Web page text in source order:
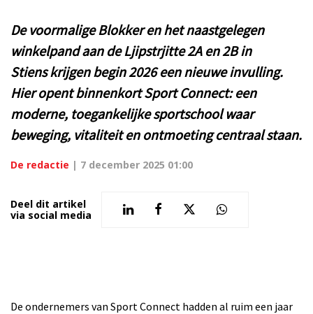
De voormalige Blokker en het naastgelegen
winkelpand aan de Ljipstrjitte 2A en 2B in
Stiens krijgen begin 2026 een nieuwe invulling.
Hier opent binnenkort Sport Connect: een
moderne, toegankelijke sportschool waar
beweging, vitaliteit en ontmoeting centraal staan.
De redactie | 7 december 2025 01:00
Deel dit artikel
via social media
De ondernemers van Sport Connect hadden al ruim een jaar